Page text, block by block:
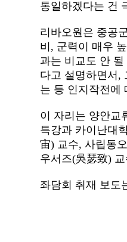
통일하겠다는 건
리바오원은 중공
비 , 군력이 매우
과는 비교도 안
다고 설명하면서 ,
는 등 인지작전에
이 자리는 양안교
특강과 카이난대
宙) 교수,사립동
우서즈(吳瑟致)
좌담회 취재 보도